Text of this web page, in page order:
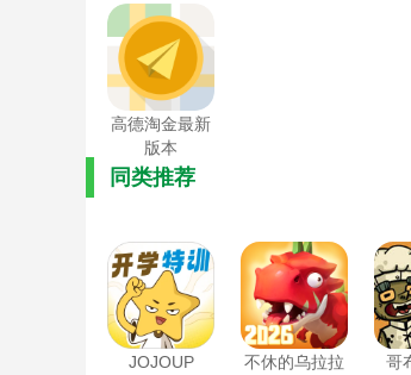
高德淘金最新
版本
同类推荐
JOJOUP
不休的乌拉拉
哥